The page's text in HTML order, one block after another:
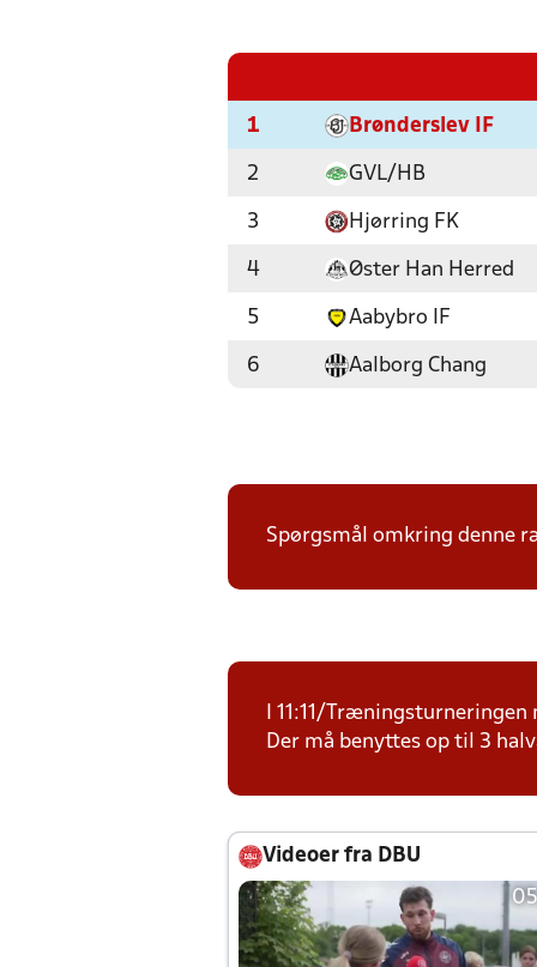
1 Brønderslev IF
2 GVL/HB
3 Hjørring FK
4 Øster Han Herred
5 Aabybro IF
6 Aalborg Chang
Spørgsmål omkring denne
I 11:11/
Der må benyttes op til 3
Videoer fra DBU